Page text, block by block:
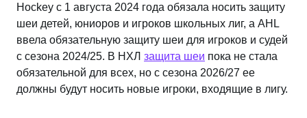
Hockey с 1 августа 2024 года обязала носить защиту
шеи детей, юниоров и игроков школьных лиг, а AHL
ввела обязательную защиту шеи для игроков и судей
с сезона 2024/25. В НХЛ защита шеи пока не стала
обязательной для всех, но с сезона 2026/27 ее
должны будут носить новые игроки, входящие в лигу.